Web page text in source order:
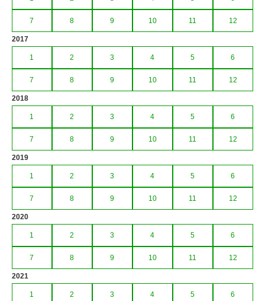
7 8 9 10 11 12
2017
1 2 3 4 5 6
7 8 9 10 11 12
2018
1 2 3 4 5 6
7 8 9 10 11 12
2019
1 2 3 4 5 6
7 8 9 10 11 12
2020
1 2 3 4 5 6
7 8 9 10 11 12
2021
1 2 3 4 5 6